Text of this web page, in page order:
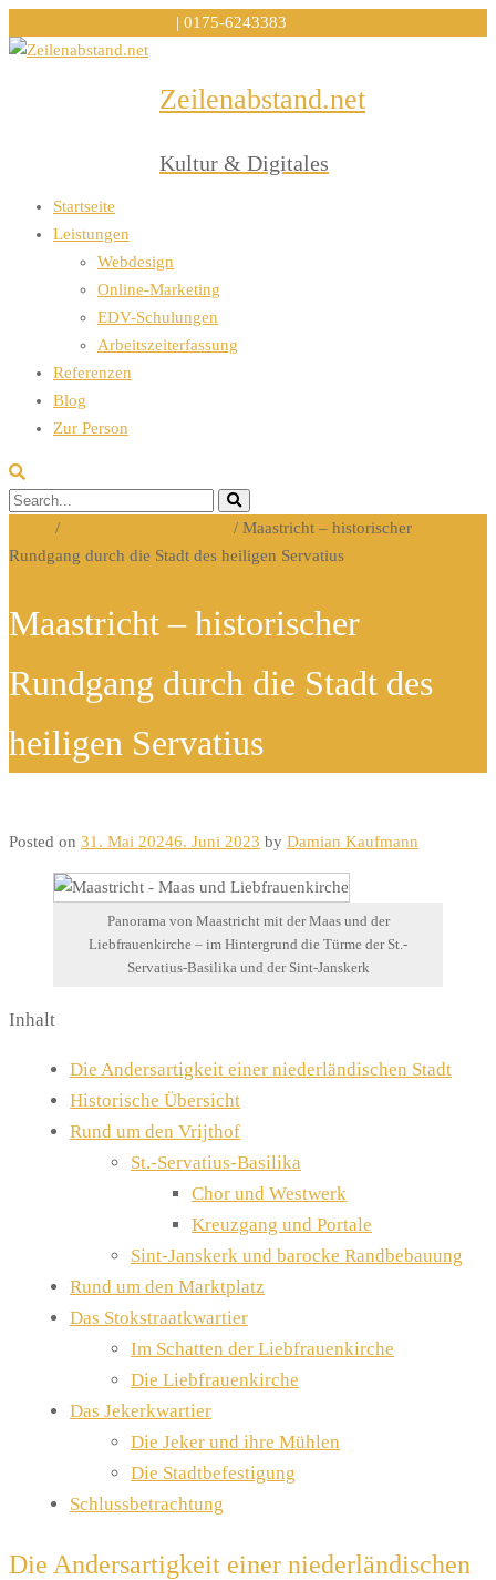
| 0175-6243383
Zeilenabstand.net
Kultur & Digitales
Startseite
Leistungen
Webdesign
Online-Marketing
EDV-Schulungen
Arbeitszeiterfassung
Referenzen
Blog
Zur Person
/ / Maastricht – historischer
Rundgang durch die Stadt des heiligen Servatius
Maastricht – historischer
Rundgang durch die Stadt des
heiligen Servatius
Posted on 31. Mai 20246. Juni 2023 by Damian Kaufmann
Panorama von Maastricht mit der Maas und der
Liebfrauenkirche – im Hintergrund die Türme der St.-
Servatius-Basilika und der Sint-Janskerk
Inhalt
Die Andersartigkeit einer niederländischen Stadt
Historische Übersicht
Rund um den Vrijthof
St.-Servatius-Basilika
Chor und Westwerk
Kreuzgang und Portale
Sint-Janskerk und barocke Randbebauung
Rund um den Marktplatz
Das Stokstraatkwartier
Im Schatten der Liebfrauenkirche
Die Liebfrauenkirche
Das Jekerkwartier
Die Jeker und ihre Mühlen
Die Stadtbefestigung
Schlussbetrachtung
Die Andersartigkeit einer niederländischen